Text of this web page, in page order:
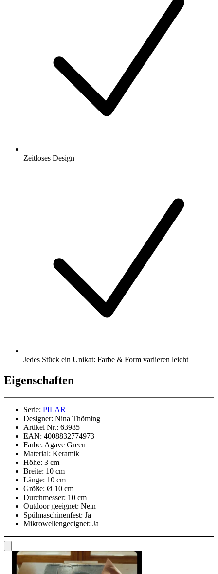
Zeitloses Design
Jedes Stück ein Unikat: Farbe & Form variieren leicht
Eigenschaften
Serie: PILAR
Designer: Nina Thöming
Artikel Nr.: 63985
EAN: 4008832774973
Farbe: Agave Green
Material: Keramik
Höhe: 3 cm
Breite: 10 cm
Länge: 10 cm
Größe: Ø 10 cm
Durchmesser: 10 cm
Outdoor geeignet: Nein
Spülmaschinenfest: Ja
Mikrowellengeeignet: Ja